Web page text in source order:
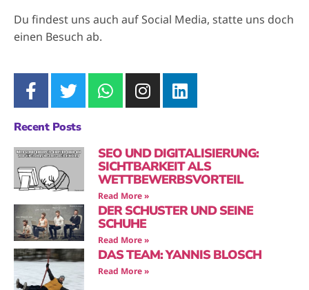
Du findest uns auch auf Social Media, statte uns doch
einen Besuch ab.
Recent Posts
SEO UND DIGITALISIERUNG:
SICHTBARKEIT ALS
WETTBEWERBSVORTEIL
Read More »
DER SCHUSTER UND SEINE
SCHUHE
Read More »
DAS TEAM: YANNIS BLOSCH
Read More »